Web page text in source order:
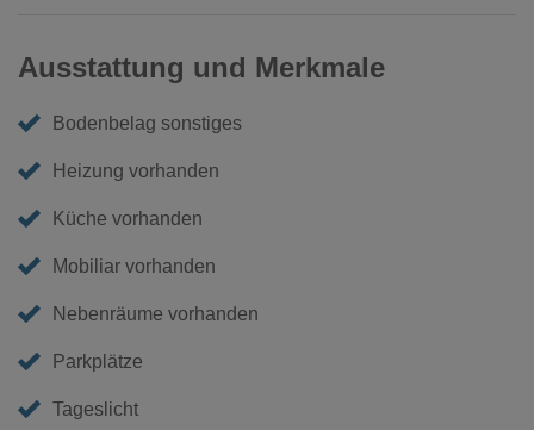
Ausstattung und Merkmale
Bodenbelag sonstiges
Heizung vorhanden
Küche vorhanden
Mobiliar vorhanden
Nebenräume vorhanden
Parkplätze
Tageslicht